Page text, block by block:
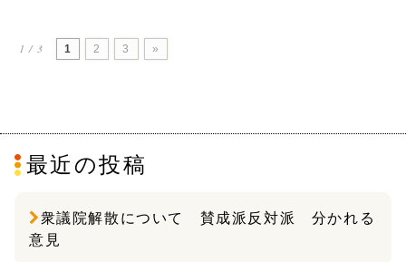
1 / 3 1 2 3 »
最近の投稿
衆議院解散について 賛成派反対派 分かれる
意見